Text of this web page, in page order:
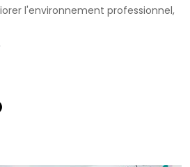
l'environnement professionnel,